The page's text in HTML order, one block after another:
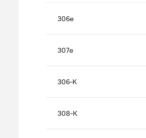
306e
307e
306-K
308-К